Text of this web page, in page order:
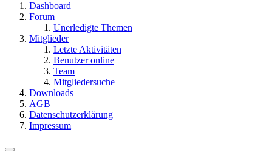
Dashboard
Forum
Unerledigte Themen
Mitglieder
Letzte Aktivitäten
Benutzer online
Team
Mitgliedersuche
Downloads
AGB
Datenschutzerklärung
Impressum